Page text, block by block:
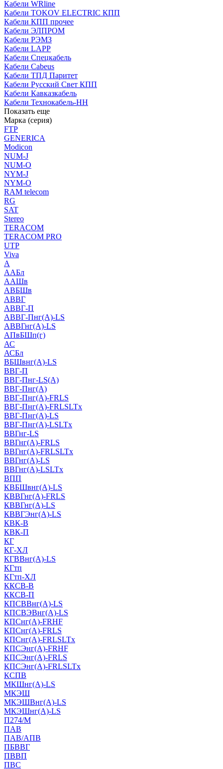
Кабели WRline
Кабели TOKOV ELECTRIC КПП
Кабели КПП прочее
Кабели ЭЛПРОМ
Кабели РЭМЗ
Кабели LAPP
Кабели Спецкабель
Кабели Cabeus
Кабели ТПД Паритет
Кабели Русский Свет КПП
Кабели Кавказкабель
Кабели Технокабель-НН
Показать еще
Марка (серия)
FTP
GENERICA
Modicon
NUM-J
NUM-O
NYM-J
NYM-O
RAM telecom
RG
SAT
Stereo
TERACOM
TERACOM PRO
UTP
Viva
А
ААБл
ААШв
АВБШв
АВВГ
АВВГ-П
АВВГ-Пнг(А)-LS
АВВГнг(А)-LS
АПвБШп(г)
АС
АСБл
ВБШвнг(А)-LS
ВВГ-П
ВВГ-Пнг-LS(А)
ВВГ-Пнг(А)
ВВГ-Пнг(А)-FRLS
ВВГ-Пнг(А)-FRLSLTx
ВВГ-Пнг(А)-LS
ВВГ-Пнг(А)-LSLTx
ВВГнг-LS
ВВГнг(А)-FRLS
ВВГнг(А)-FRLSLTx
ВВГнг(А)-LS
ВВГнг(А)-LSLTx
ВПП
КВБШвнг(А)-LS
КВВГнг(А)-FRLS
КВВГнг(А)-LS
КВВГЭнг(А)-LS
КВК-В
КВК-П
КГ
КГ-ХЛ
КГВВнг(А)-LS
КГтп
КГтп-ХЛ
ККСВ-В
ККСВ-П
КПСВВнг(А)-LS
КПСВЭВнг(А)-LS
КПСнг(А)-FRHF
КПСнг(А)-FRLS
КПСнг(А)-FRLSLTx
КПСЭнг(А)-FRHF
КПСЭнг(А)-FRLS
КПСЭнг(А)-FRLSLTx
КСПВ
МКШнг(А)-LS
МКЭШ
МКЭШВнг(А)-LS
МКЭШнг(А)-LS
П274/М
ПАВ
ПАВ/АПВ
ПБВВГ
ПВВП
ПВС